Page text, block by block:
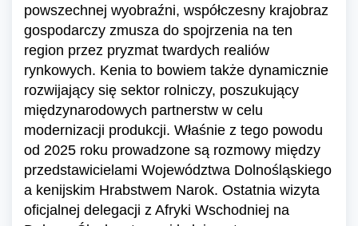
powszechnej wyobraźni, współczesny krajobraz
gospodarczy zmusza do spojrzenia na ten
region przez pryzmat twardych realiów
rynkowych. Kenia to bowiem także dynamicznie
rozwijający się sektor rolniczy, poszukujący
międzynarodowych partnerstw w celu
modernizacji produkcji. Właśnie z tego powodu
od 2025 roku prowadzone są rozmowy między
przedstawicielami Województwa Dolnośląskiego
a kenijskim Hrabstwem Narok. Ostatnia wizyta
oficjalnej delegacji z Afryki Wschodniej na